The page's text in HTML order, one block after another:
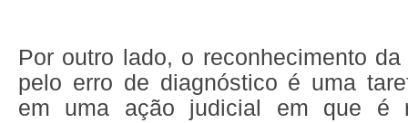
Por outro lado, o reconhecimento
pelo erro de diagnóstico é uma
em uma ação judicial em que é